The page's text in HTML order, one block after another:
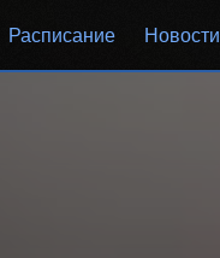
Расписание Новости